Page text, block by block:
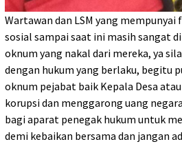
Wartawan dan LSM yang
sosial sampai saat ini masih sangat
oknum yang nakal dari mereka, ya
dengan hukum yang berlaku, begitu
oknum pejabat baik Kepala Desa
korupsi dan menggarong uang
bagi aparat penegak hukum untuk
demi kebaikan bersama dan jangan